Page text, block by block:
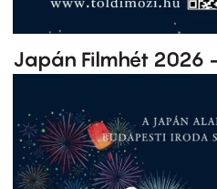
Japán Filmhét 2026